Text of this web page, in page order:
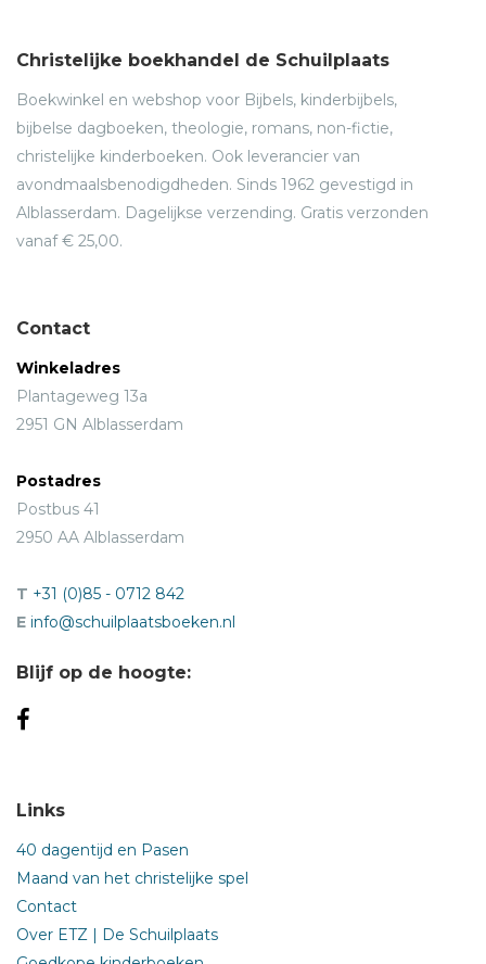
Christelijke boekhandel de Schuilplaats
Boekwinkel en webshop voor Bijbels, kinderbijbels,
bijbelse dagboeken, theologie, romans, non-fictie,
christelijke kinderboeken. Ook leverancier van
avondmaalsbenodigdheden. Sinds 1962 gevestigd in
Alblasserdam. Dagelijkse verzending. Gratis verzonden
vanaf € 25,00.
Contact
Winkeladres
Plantageweg 13a
2951 GN Alblasserdam
Postadres
Postbus 41
2950 AA Alblasserdam
T +31 (0)85 - 0712 842
E info@schuilplaatsboeken.nl
Blijf op de hoogte:
Links
40 dagentijd en Pasen
Maand van het christelijke spel
Contact
Over ETZ | De Schuilplaats